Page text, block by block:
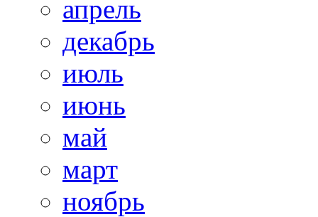
апрель
декабрь
июль
июнь
май
март
ноябрь